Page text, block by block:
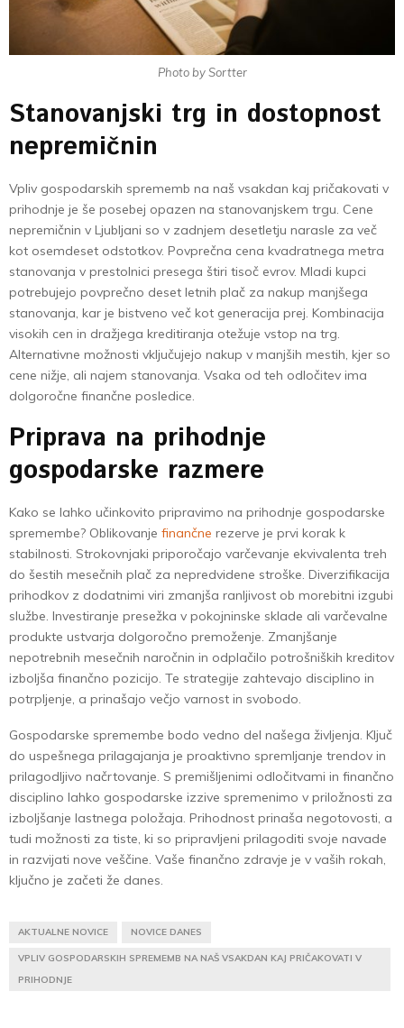
Photo by Sortter
Stanovanjski trg in dostopnost
nepremičnin
Vpliv gospodarskih sprememb na naš vsakdan kaj pričakovati v
prihodnje je še posebej opazen na stanovanjskem trgu. Cene
nepremičnin v Ljubljani so v zadnjem desetletju narasle za več
kot osemdeset odstotkov. Povprečna cena kvadratnega metra
stanovanja v prestolnici presega štiri tisoč evrov. Mladi kupci
potrebujejo povprečno deset letnih plač za nakup manjšega
stanovanja, kar je bistveno več kot generacija prej. Kombinacija
visokih cen in dražjega kreditiranja otežuje vstop na trg.
Alternativne možnosti vključujejo nakup v manjših mestih, kjer so
cene nižje, ali najem stanovanja. Vsaka od teh odločitev ima
dolgoročne finančne posledice.
Priprava na prihodnje
gospodarske razmere
Kako se lahko učinkovito pripravimo na prihodnje gospodarske
spremembe? Oblikovanje finančne rezerve je prvi korak k
stabilnosti. Strokovnjaki priporočajo varčevanje ekvivalenta treh
do šestih mesečnih plač za nepredvidene stroške. Diverzifikacija
prihodkov z dodatnimi viri zmanjša ranljivost ob morebitni izgubi
službe. Investiranje presežka v pokojninske sklade ali varčevalne
produkte ustvarja dolgoročno premoženje. Zmanjšanje
nepotrebnih mesečnih naročnin in odplačilo potrošniških kreditov
izboljša finančno pozicijo. Te strategije zahtevajo disciplino in
potrpljenje, a prinašajo večjo varnost in svobodo.
Gospodarske spremembe bodo vedno del našega življenja. Ključ
do uspešnega prilagajanja je proaktivno spremljanje trendov in
prilagodljivo načrtovanje. S premišljenimi odločitvami in finančno
disciplino lahko gospodarske izzive spremenimo v priložnosti za
izboljšanje lastnega položaja. Prihodnost prinaša negotovosti, a
tudi možnosti za tiste, ki so pripravljeni prilagoditi svoje navade
in razvijati nove veščine. Vaše finančno zdravje je v vaših rokah,
ključno je začeti že danes.
AKTUALNE NOVICE NOVICE DANES
VPLIV GOSPODARSKIH SPREMEMB NA NAŠ VSAKDAN KAJ PRIČAKOVATI V
PRIHODNJE